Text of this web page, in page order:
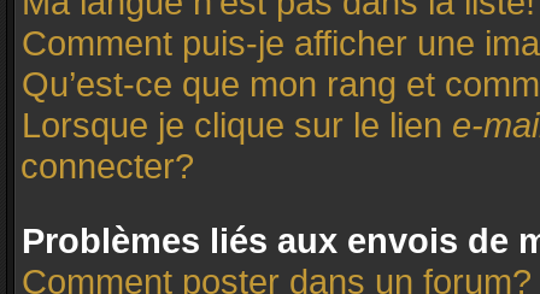
Comment puis-je afficher une
Qu’est-ce que mon rang et
Lorsque je clique sur le lien e-
connecter?
Problèmes liés aux envois de
Comment poster dans un forum?